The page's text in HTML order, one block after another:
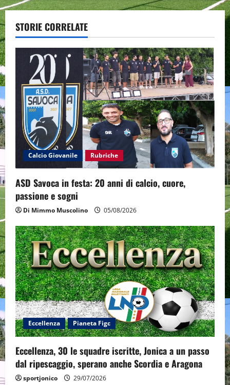
a
v
g
a
i
o
n
STORIE CORRELATE
Calcio Giovanile Rubriche
ASD Savoca in festa: 20 anni di calcio, cuore,
passione e sogni
Di Mimmo Muscolino 05/08/2026
Eccellenza Pianeta Figc
Eccellenza, 30 le squadre iscritte, Jonica a un passo
dal ripescaggio, sperano anche Scordia e Aragona
sportjonico 29/07/2026